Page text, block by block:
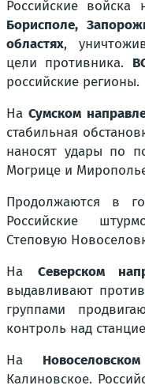
Российские войска
Борисполе,
областях,
цели противника.
российские регионы.
НаСумском
стабильная
наносят удары по
Могрице и
Продолжаются в
Российские
Степовую
На Северском
выдавливают
группами
контроль над
На
Калиновское.